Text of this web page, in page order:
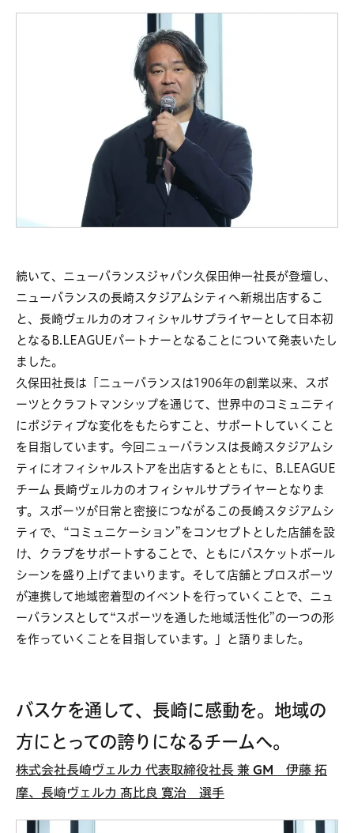
続いて、ニューバランスジャパン久保田伸一社長が登壇し、
ニューバランスの長崎スタジアムシティへ新規出店するこ
と、長崎ヴェルカのオフィシャルサプライヤーとして日本初
となるB.LEAGUEパートナーとなることについて発表いたし
ました。
久保田社長は「ニューバランスは1906年の創業以来、スポ
ーツとクラフトマンシップを通じて、世界中のコミュニティ
にポジティブな変化をもたらすこと、サポートしていくこと
を目指しています。今回ニューバランスは長崎スタジアムシ
ティにオフィシャルストアを出店するとともに、B.LEAGUE
チーム 長崎ヴェルカのオフィシャルサプライヤーとなりま
す。スポーツが日常と密接につながるこの長崎スタジアムシ
ティで、“コミュニケーション”をコンセプトとした店舗を設
け、クラブをサポートすることで、ともにバスケットボール
シーンを盛り上げてまいります。そして店舗とプロスポーツ
が連携して地域密着型のイベントを行っていくことで、ニュ
ーバランスとして“スポーツを通した地域活性化”の一つの形
を作っていくことを目指しています。」と語りました。
バスケを通して、長崎に感動を。地域の
方にとっての誇りになるチームへ。
株式会社長崎ヴェルカ 代表取締役社長 兼 GM 伊藤 拓
摩、長崎ヴェルカ 髙比良 寛治 選手